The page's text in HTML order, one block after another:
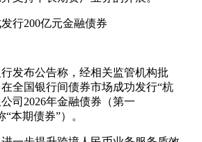
行200亿元金融债券
发布公告称，经相关监管机构批
全国银行间债券市场成功发行“杭
司2026年金融债券（第一
本期债券”）。